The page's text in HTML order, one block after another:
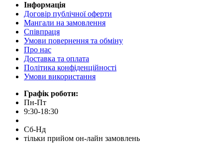
Інформація
Договір публічної оферти
Мангали на замовлення
Співпраця
Умови повернення та обміну
Про нас
Доставка та оплата
Політика конфіденційності
Умови використання
Графік роботи:
Пн-Пт
9:30-18:30
Сб-Нд
тільки прийом он-лайн замовлень